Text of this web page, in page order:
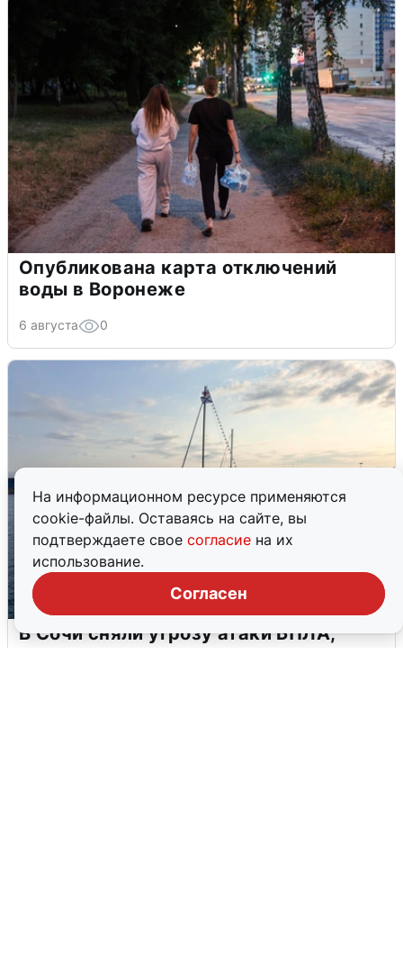
На информационном ресурсе применяются
cookie-файлы. Оставаясь на сайте, вы
подтверждаете свое согласие на их
использование.
Согласен
Опубликована карта отключений
воды в Воронеже
6 августа 0
В Сочи сняли угрозу атаки БПЛА,